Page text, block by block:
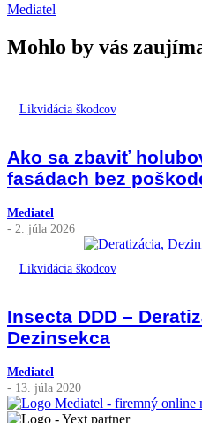
Mediatel
Mohlo by vás
Likvidácia škodcov
Ako sa zbaviť
fasádach bez
Mediatel
- 2. júla 2026
Likvidácia škodcov
Insecta DDD –
Dezinsekca
Mediatel
- 13. júla 2020